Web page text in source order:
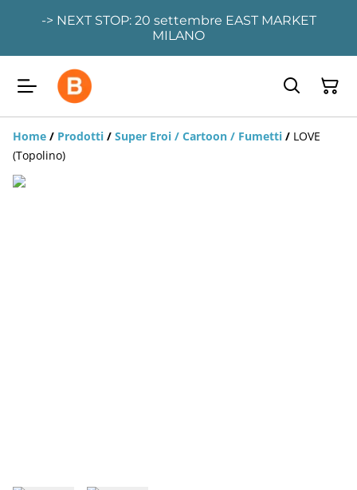
-> NEXT STOP: 20 settembre EAST MARKET
MILANO
Home / Prodotti / Super Eroi / Cartoon / Fumetti / LOVE
(Topolino)